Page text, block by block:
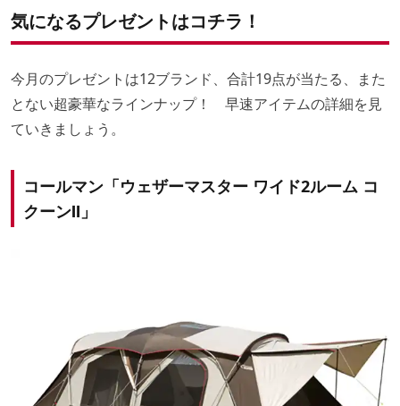
気になるプレゼントはコチラ！
今月のプレゼントは12ブランド、合計19点が当たる、また
とない超豪華なラインナップ！ 早速アイテムの詳細を見
ていきましょう。
コールマン「ウェザーマスター ワイド2ルーム コ
クーンⅡ」